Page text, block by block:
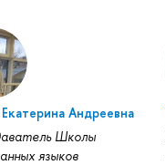
Андреевна
Школы
языков